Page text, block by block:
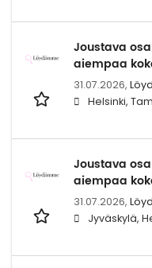
Joustava
aiempaa
31.07.2026,
Helsinki,
Joustava
aiempaa
31.07.2026,
Jyväskylä,